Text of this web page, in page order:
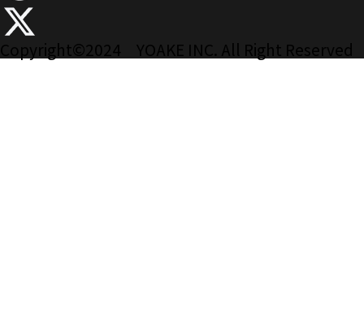
Copyright©2024 YOAKE INC. All Right Reserved